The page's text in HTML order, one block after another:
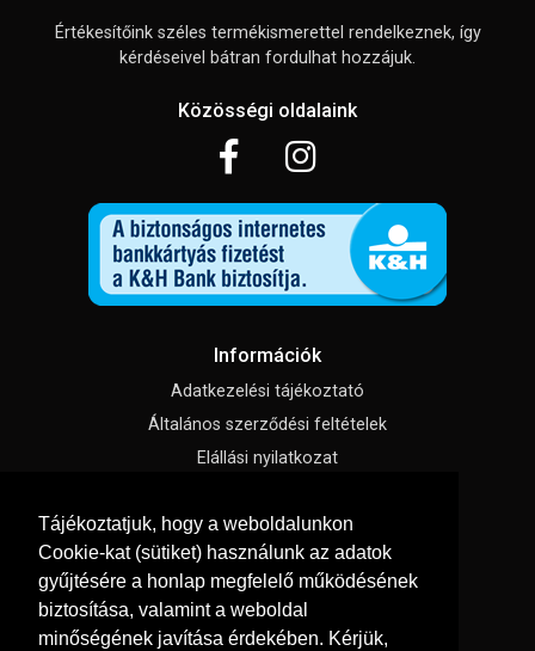
Tájékoztatjuk, hogy a weboldalunkon
Cookie-kat (sütiket) használunk az adatok
gyűjtésére a honlap megfelelő működésének
biztosítása, valamint a weboldal
minőségének javítása érdekében. Kérjük,
Értékesítőink széles termékismerettel rendelkeznek, így
kérdéseivel bátran fordulhat hozzájuk.
Közösségi oldalaink
Információk
Adatkezelési tájékoztató
Általános szerződési feltételek
Elállási nyilatkozat
Süti beállítások
Menü
Hírek, cikkek